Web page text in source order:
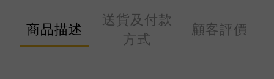
商品描述
送貨及付款
方式
顧客評價